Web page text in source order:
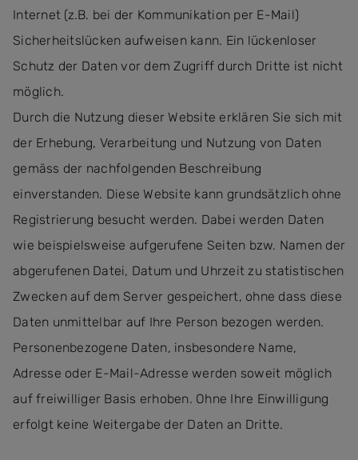
Internet (z.B. bei der Kommunikation per E-Mail)
Sicherheitslücken aufweisen kann. Ein lückenloser
Schutz der Daten vor dem Zugriff durch Dritte ist nicht
möglich.
Durch die Nutzung dieser Website erklären Sie sich mit
der Erhebung, Verarbeitung und Nutzung von Daten
gemäss der nachfolgenden Beschreibung
einverstanden. Diese Website kann grundsätzlich ohne
Registrierung besucht werden. Dabei werden Daten
wie beispielsweise aufgerufene Seiten bzw. Namen der
abgerufenen Datei, Datum und Uhrzeit zu statistischen
Zwecken auf dem Server gespeichert, ohne dass diese
Daten unmittelbar auf Ihre Person bezogen werden.
Personenbezogene Daten, insbesondere Name,
Adresse oder E-Mail-Adresse werden soweit möglich
auf freiwilliger Basis erhoben. Ohne Ihre Einwilligung
erfolgt keine Weitergabe der Daten an Dritte.